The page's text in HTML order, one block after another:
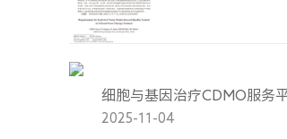
细胞与基因治疗CDMO服务
2025-11-04